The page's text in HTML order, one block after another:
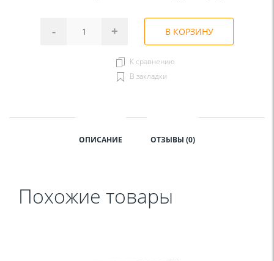
- + В КОРЗИНУ
К сравнению
В закладки
ОПИСАНИЕ ОТЗЫВЫ (0)
Похожие товары